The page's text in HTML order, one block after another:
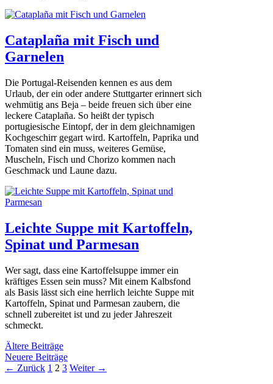
Cataplaña mit Fisch und
Garnelen
Die Portugal-Reisenden kennen es aus dem
Urlaub, der ein oder andere Stuttgarter erinnert sich
wehmütig ans Beja – beide freuen sich über eine
leckere Cataplaña. So heißt der typisch
portugiesische Eintopf, der in dem gleichnamigen
Kochgeschirr gegart wird. Kartoffeln, Paprika und
Tomaten sind ein muss, weiteres Gemüse,
Muscheln, Fisch und Chorizo kommen nach
Geschmack und Laune dazu.
Leichte Suppe mit Kartoffeln,
Spinat und Parmesan
Wer sagt, dass eine Kartoffelsuppe immer ein
kräftiges Essen sein muss? Mit einem Kalbsfond
als Basis lässt sich eine herrlich leichte Suppe mit
Kartoffeln, Spinat und Parmesan zaubern, die
schnell zubereitet ist und zu jeder Jahreszeit
schmeckt.
Ältere Beiträge
Neuere Beiträge
← Zurück Seite
1 Seite
2 Seite
3 Weiter →